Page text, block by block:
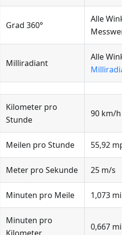
Grad 360°
Alle
Milliradiant
Alle
Kilometer pro
Stunde
90 km/h
Meilen pro Stunde 55,92
Meter pro Sekunde 25 m/s
Minuten pro Meile 1,073
Minuten pro
0,667